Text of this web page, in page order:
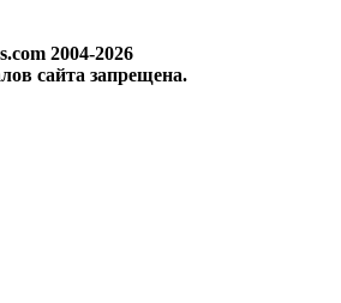
2004-2026
сайта запрещена.